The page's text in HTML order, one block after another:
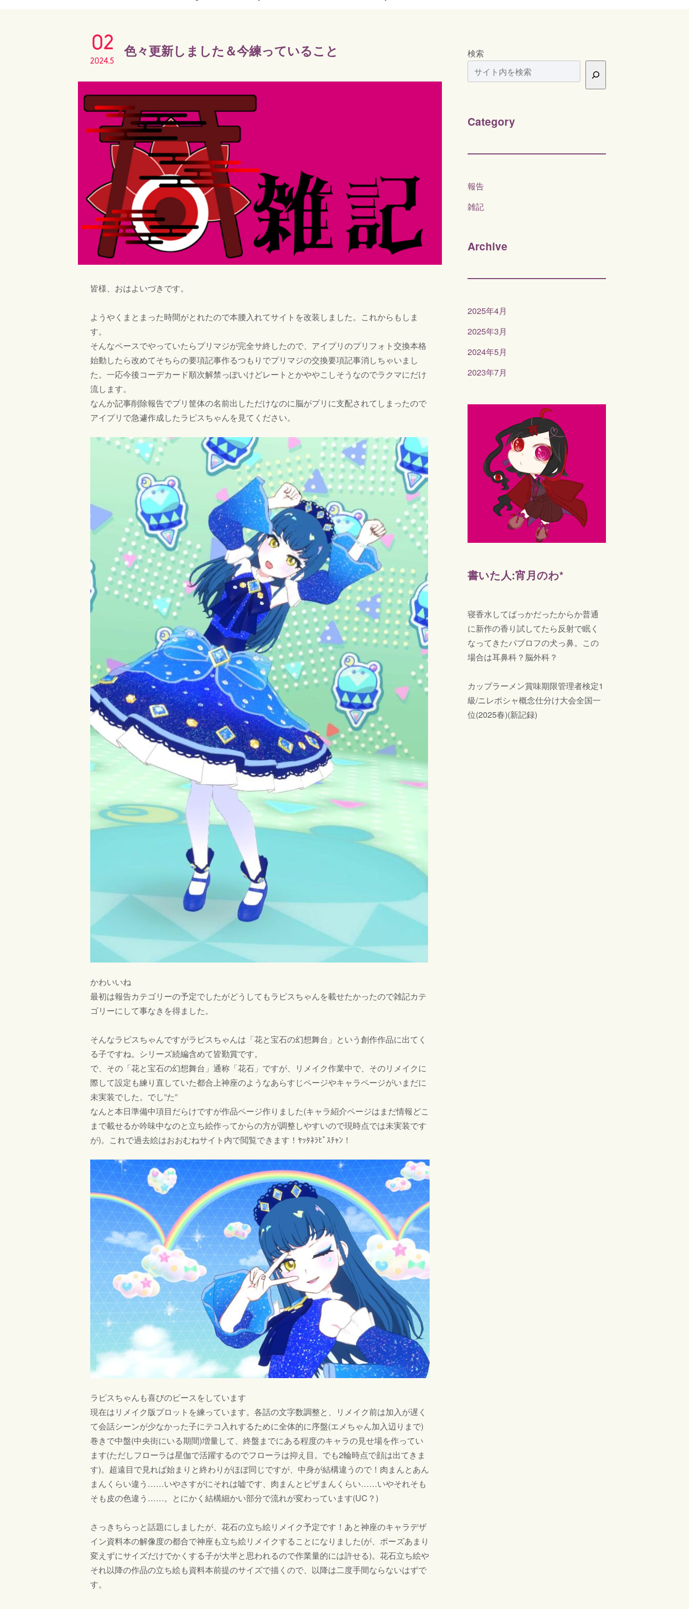
02
2024.5
色々更新しました＆今練っていること
皆様、おはよいづきです。
ようやくまとまった時間がとれたので本腰入れてサイトを改装しました。これからもしま
す。
そんなペースでやっていたらプリマジが完全サ終したので、アイプリのプリフォト交換本格
始動したら改めてそちらの要項記事作るつもりでプリマジの交換要項記事消しちゃいまし
た。一応今後コーデカード順次解禁っぽいけどレートとかややこしそうなのでラクマにだけ
流します。
なんか記事削除報告でプリ筐体の名前出しただけなのに脳がプリに支配されてしまったので
アイプリで急遽作成したラピスちゃんを見てください。
かわいいね
最初は報告カテゴリーの予定でしたがどうしてもラピスちゃんを載せたかったので雑記カテ
ゴリーにして事なきを得ました。
そんなラピスちゃんですがラピスちゃんは「花と宝石の幻想舞台」という創作作品に出てく
る子ですね。シリーズ続編含めて皆勤賞です。
で、その「花と宝石の幻想舞台」通称「花石」ですが、リメイク作業中で、そのリメイクに
際して設定も練り直していた都合上神座のようなあらすじページやキャラページがいまだに
未実装でした。でし”た”
なんと本日準備中項目だらけですが作品ページ作りました(キャラ紹介ページはまだ情報どこ
まで載せるか吟味中なのと立ち絵作ってからの方が調整しやすいので現時点では未実装です
が)。これで過去絵はおおむねサイト内で閲覧できます！ﾔｯﾀﾈﾗﾋﾟｽﾁｬﾝ！
ラピスちゃんも喜びのピースをしています
現在はリメイク版プロットを練っています。各話の文字数調整と、リメイク前は加入が遅く
て会話シーンが少なかった子にテコ入れするために全体的に序盤(エメちゃん加入辺りまで)
巻きで中盤(中央街にいる期間)増量して、終盤までにある程度のキャラの見せ場を作ってい
ます(ただしフローラは星伽で活躍するのでフローラは抑え目。でも2輪時点で顔は出てきま
す)。超遠目で見れば始まりと終わりがほぼ同じですが、中身が結構違うので！肉まんとあん
まんくらい違う……いやさすがにそれは嘘です、肉まんとピザまんくらい……いやそれそも
そも皮の色違う……。とにかく結構細かい部分で流れが変わっています(UC？)
さっきちらっと話題にしましたが、花石の立ち絵リメイク予定です！あと神座のキャラデザ
イン資料本の解像度の都合で神座も立ち絵リメイクすることになりました(が、ポーズあまり
変えずにサイズだけでかくする子が大半と思われるので作業量的には許せる)。花石立ち絵や
それ以降の作品の立ち絵も資料本前提のサイズで描くので、以降は二度手間ならないはずで
す。
検索
Category
報告
雑記
Archive
2025年4月
2025年3月
2024年5月
2023年7月
書いた人:宵月のわ*
寝香水してばっかだったからか普通
に新作の香り試してたら反射で眠く
なってきたパブロフの犬っ鼻。この
場合は耳鼻科？脳外科？
カップラーメン賞味期限管理者検定1
級/ニレポシャ概念仕分け大会全国一
位(2025春)(新記録)